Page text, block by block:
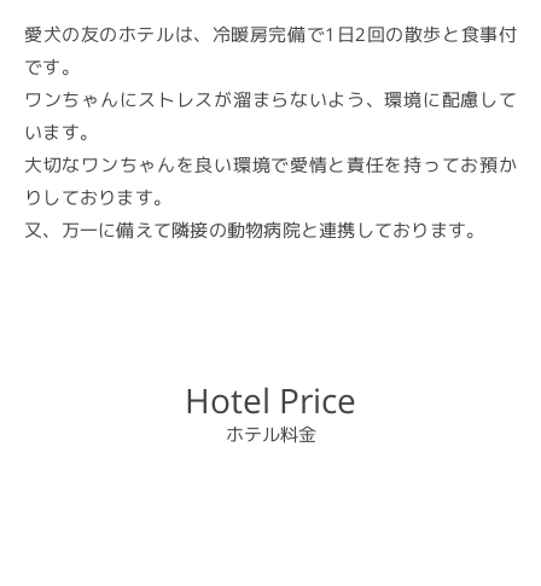
愛犬の友のホテルは、冷暖房完備で1日2回の散歩と食事付
です。
ワンちゃんにストレスが溜まらないよう、環境に配慮して
います。
大切なワンちゃんを良い環境で愛情と責任を持ってお預か
りしております。
又、万一に備えて隣接の動物病院と連携しております。
Hotel Price
ホテル料金